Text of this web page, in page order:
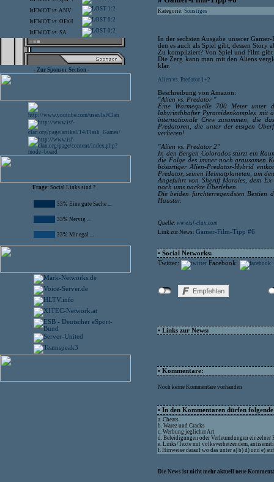
IsF.WOT vs.ANV 1:2
IsF.WOT vs. OFaH 0:2
IsF.WOT vs. SA 0:2
- Zur Sponsor Section -
Frage: Social Links sind ?
33% Eine gute Sache ...
33% Nervig ...
33% Mir egal ...
Kategorie: Sonstiges
In der sechsten Ausgabe unserer
den es auch als Spiel gibt, dessen Story
Zu kompliziert? Von Spiel und Film gibt
Die Zerg kann man mit den Aliens
klar.
Alien vs. Predator 1+2
Beschreibung von Amazon:
"Alien vs. Predator "
Eine Wärmequelle 700 Meter unter
labyrinthhafter Pyramidenkomplex mit
internationale Crew zusammen, die
Predatoren, die unter der eisigen
verlieren!
"Alien vs. Predator 2"
In den Bergen Colorados stürzt ein
die Folge des immer noch grausamen
bösartiger Alien-Predator-Hybrid
Predator, seinen Heimatplaneten, um
Angeführt von Sheriff Morales, dem
noch ums nackte Überleben.
Die beiden furchterregendsten
Haustür.
Quelle: www.isf-clan.com
Link zur News: Gamer-Film-Tipp #6
• Social Networks:
Twitter:
Facebook:
• Links zur News:
• Kommentare:
Noch keine Kommentare vorhanden
• In den Kommentaren dürfen
a. Cheats
b. Warez und Cracks
c. Werbung jeglicher Art
d. Beleidigungen oder Verleumdungen einzelner
e. Links/Texte mit volksverhetzendem,
f. Hinweise darauf wo das unter a) b) d) und e)
Die News ist nicht mehr aktuell neue